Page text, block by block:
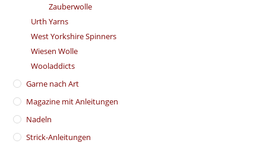
Zauberwolle
Urth Yarns
West Yorkshire Spinners
Wiesen Wolle
Wooladdicts
Garne nach Art
Magazine mit Anleitungen
Nadeln
Strick-Anleitungen